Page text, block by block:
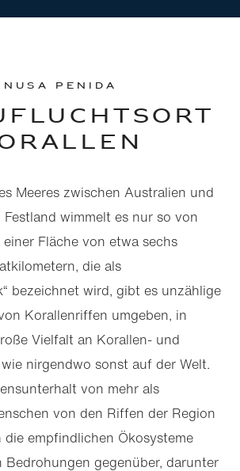
PENIDA
Meeres zwischen Australien und
Festland wimmelt es nur so von
Fläche von etwa sechs
die als
bezeichnet wird, gibt es unzählige
Korallenriffen umgeben, in
Vielfalt an Korallen- und
nirgendwo sonst auf der Welt.
von mehr als
von den Riffen der Region
die empfindlichen Ökosysteme
Bedrohungen gegenüber, darunter